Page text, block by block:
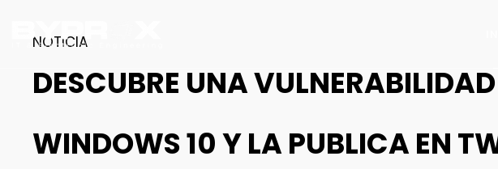
NOTICIA
DESCUBRE UNA
WINDOWS 10 Y LA PUBLICA EN